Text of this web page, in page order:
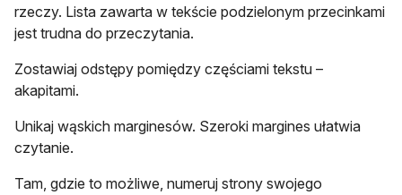
rzeczy. Lista zawarta w tekście podzielonym przecinkami
jest trudna do przeczytania.
Zostawiaj odstępy pomiędzy częściami tekstu –
akapitami.
Unikaj wąskich marginesów. Szeroki margines ułatwia
czytanie.
Tam, gdzie to możliwe, numeruj strony swojego